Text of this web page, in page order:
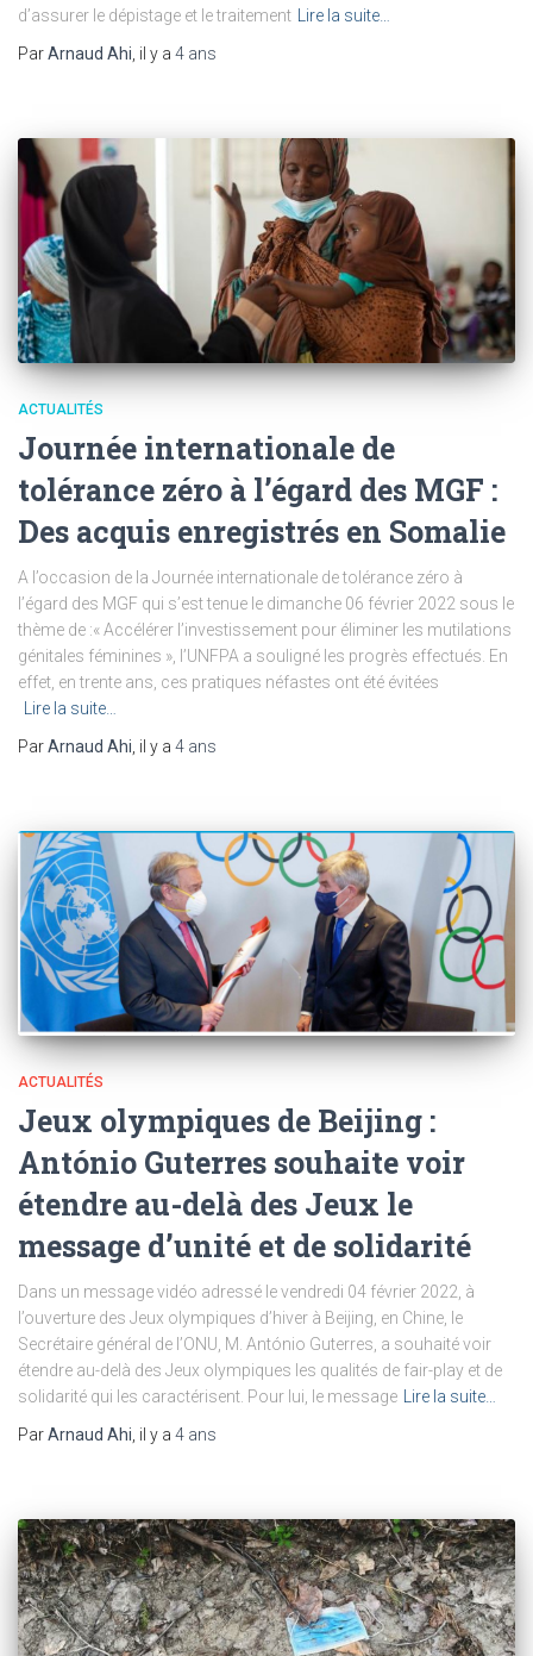
d’assurer le dépistage et le traitement
Lire la suite…
ParArnaud Ahi , il y a 4 ans
ACTUALITÉS
Journée internationale de
tolérance zéro à l’égard des MGF :
Des acquis enregistrés en Somalie
A l’occasion de la Journée internationale de tolérance zéro à
l’égard des MGF qui s’est tenue le dimanche 06 février 2022 sous le
thème de :« Accélérer l’investissement pour éliminer les mutilations
génitales féminines », l’UNFPA a souligné les progrès effectués. En
effet, en trente ans, ces pratiques néfastes ont été évitées
Lire la suite…
ParArnaud Ahi, il y a 4 ans
ACTUALITÉS
Jeux olympiques de Beijing :
António Guterres souhaite voir
étendre au-delà des Jeux le
message d’unité et de solidarité
Dans un message vidéo adressé le vendredi 04 février 2022, à
l’ouverture des Jeux olympiques d’hiver à Beijing, en Chine, le
Secrétaire général de l’ONU, M. António Guterres, a souhaité voir
étendre au-delà des Jeux olympiques les qualités de fair-play et de
solidarité qui les caractérisent. Pour lui, le message
Lire la suite…
ParArnaud Ahi , il y a 4 ans